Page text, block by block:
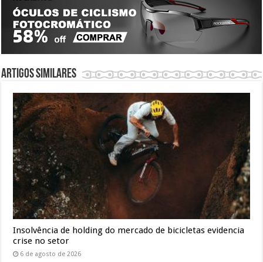
Artigos similares
Insolvência de holding do mercado de bicicletas evidencia
crise no setor
6 de agosto de 2026